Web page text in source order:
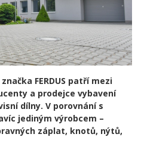
FERDUS patří mezi
a prodejce vybavení
dílny. V porovnání s
jediným výrobcem –
záplat, knotů, nýtů,